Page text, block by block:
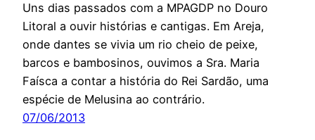
Uns dias passados com a MPAGDP no Douro
Litoral a ouvir histórias e cantigas. Em Areja,
onde dantes se vivia um rio cheio de peixe,
barcos e bambosinos, ouvimos a Sra. Maria
Faísca a contar a história do Rei Sardão, uma
espécie de Melusina ao contrário.
07/06/2013